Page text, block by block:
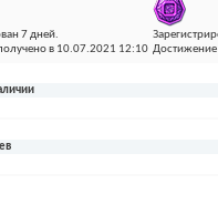
7 дней.
в 10.07.2021 12:10